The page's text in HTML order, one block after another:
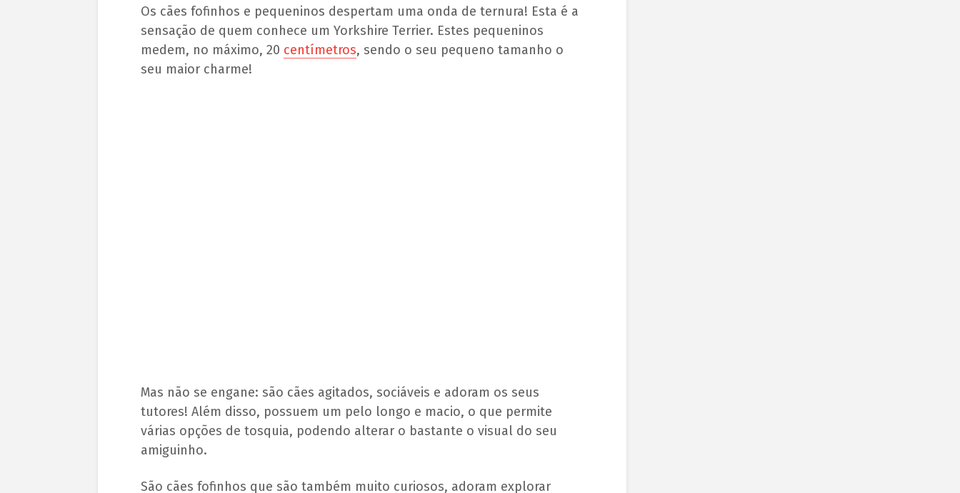
Os cães fofinhos e pequeninos despertam uma onda de ternura! Esta é a
sensação de quem conhece um Yorkshire Terrier. Estes pequeninos
medem, no máximo, 20 centímetros, sendo o seu pequeno tamanho o
seu maior charme!
Mas não se engane: são cães agitados, sociáveis e adoram os seus
tutores! Além disso, possuem um pelo longo e macio, o que permite
várias opções de tosquia, podendo alterar o bastante o visual do seu
amiguinho.
São cães fofinhos que são também muito curiosos, adoram explorar